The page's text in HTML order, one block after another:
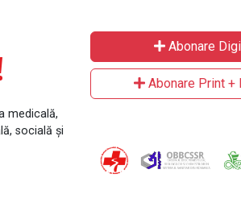
medicală,
socială și
Abonare
Abonare Print +